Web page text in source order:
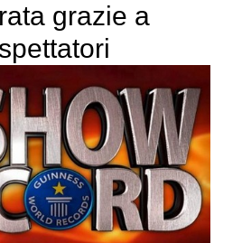
grazie a